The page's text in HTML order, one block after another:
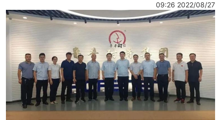
2022/08/27 09:26